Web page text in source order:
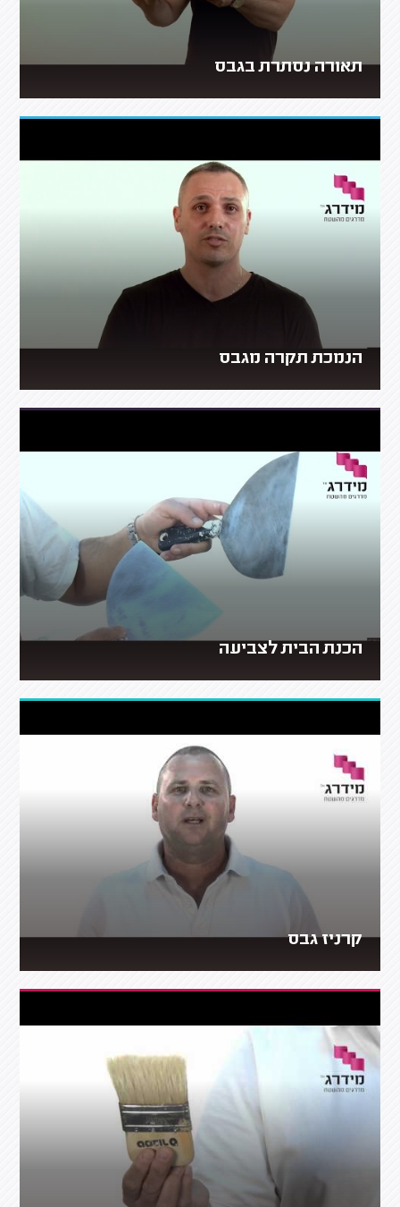
תאורה נסתרת בגבס
הנמכת תקרה מגבס
הכנת הבית לצביעה
קרניז גבס